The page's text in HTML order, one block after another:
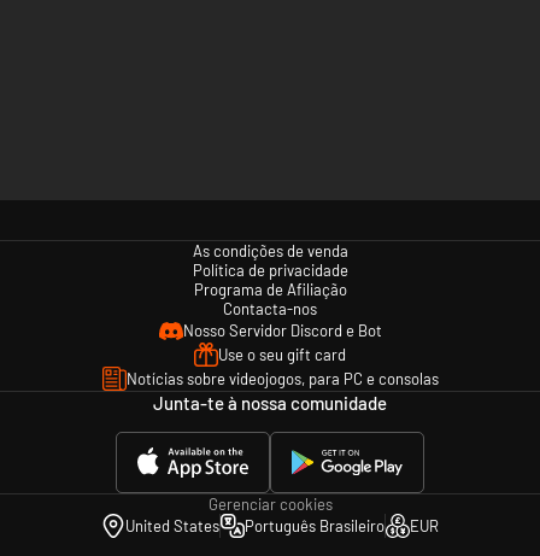
As condições de venda
Política de privacidade
Programa de Afiliação
Contacta-nos
Nosso Servidor Discord e Bot
Use o seu gift card
Notícias sobre videojogos, para PC e consolas
Junta-te à nossa comunidade
Gerenciar cookies
United States
Português Brasileiro EUR